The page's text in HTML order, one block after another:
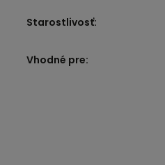
Starostlivosť:
Vhodné pre: